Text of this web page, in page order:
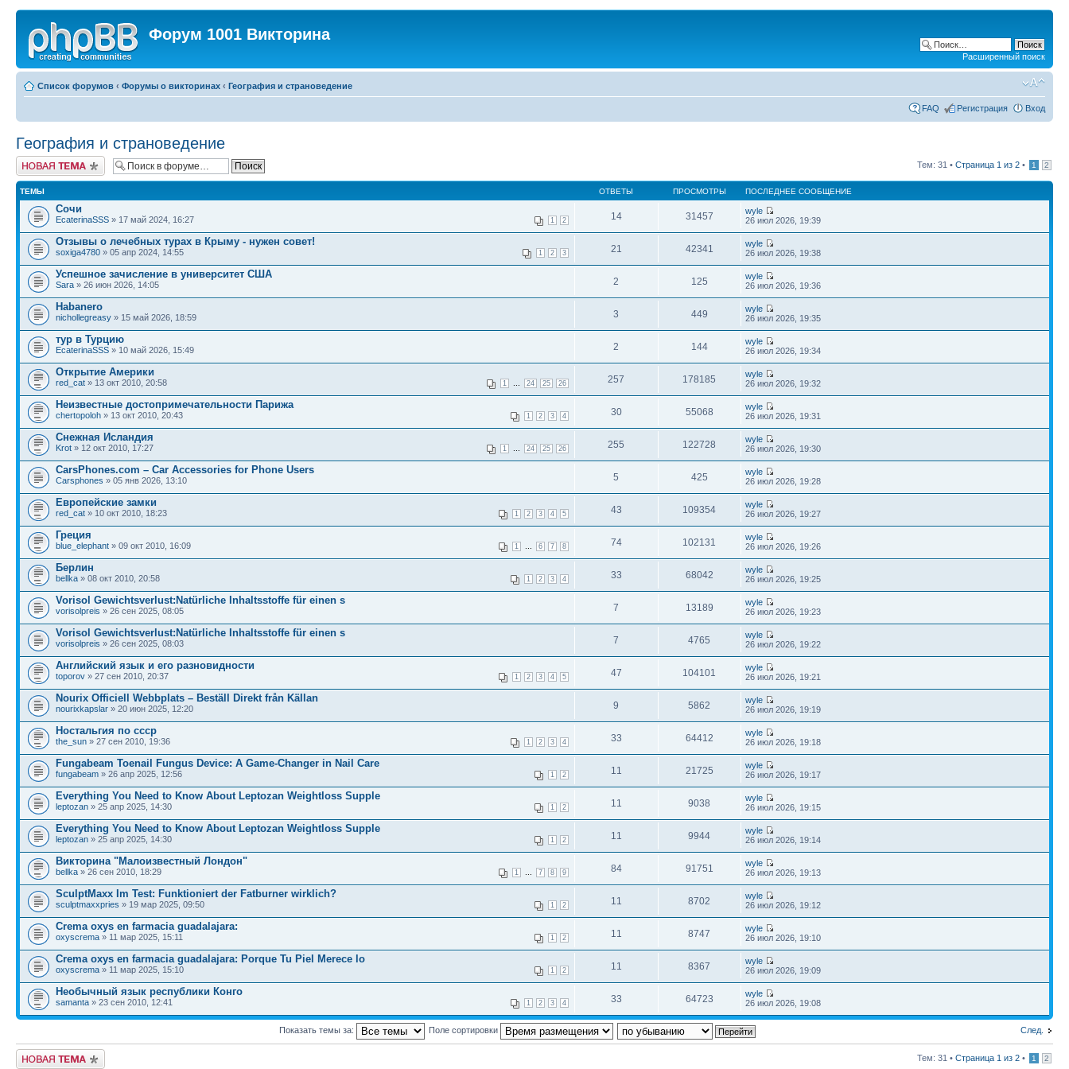
Форум 1001 Викторина
Расширенный поиск
Список форумов ‹ Форумы о викторинах ‹ География и страноведение
FAQ Регистрация Вход
География и страноведение
Новая тема Тем: 31 • Страница 1 из 2 • 1 2
ТЕМЫ ОТВЕТЫ ПРОСМОТРЫ ПОСЛЕДНЕЕ СООБЩЕНИЕ
Сочи
1 2
EcaterinaSSS » 17 май 2024, 16:27 14 31457
wyle
26 июл 2026, 19:39
Отзывы о лечебных турах в Крыму - нужен совет!
1 2 3
soxiga4780 » 05 апр 2024, 14:55 21 42341
wyle
26 июл 2026, 19:38
Успешное зачисление в университет США
Sara » 26 июн 2026, 14:05 2 125
wyle
26 июл 2026, 19:36
Habanero
nichollegreasy » 15 май 2026, 18:59 3 449
wyle
26 июл 2026, 19:35
тур в Турцию
EcaterinaSSS » 10 май 2026, 15:49 2 144
wyle
26 июл 2026, 19:34
Открытие Америки
1 24 25 26
red_cat » 13 окт 2010, 20:58 257 178185
wyle
26 июл 2026, 19:32
Неизвестные достопримечательности Парижа
1 2 3 4
chertopoloh » 13 окт 2010, 20:43 30 55068
wyle
26 июл 2026, 19:31
Снежная Исландия
1 24 25 26
Krot » 12 окт 2010, 17:27 255 122728
wyle
26 июл 2026, 19:30
CarsPhones.com – Car Accessories for Phone Users
Carsphones » 05 янв 2026, 13:10 5 425
wyle
26 июл 2026, 19:28
Европейские замки
1 2 3 4 5
red_cat » 10 окт 2010, 18:23 43 109354
wyle
26 июл 2026, 19:27
Греция
1 6 7 8
blue_elephant » 09 окт 2010, 16:09 74 102131
wyle
26 июл 2026, 19:26
Берлин
1 2 3 4
bellka » 08 окт 2010, 20:58 33 68042
wyle
26 июл 2026, 19:25
Vorisol Gewichtsverlust:Natürliche Inhaltsstoffe für einen s
vorisolpreis » 26 сен 2025, 08:05 7 13189
wyle
26 июл 2026, 19:23
Vorisol Gewichtsverlust:Natürliche Inhaltsstoffe für einen s
vorisolpreis » 26 сен 2025, 08:03 7 4765
wyle
26 июл 2026, 19:22
Английский язык и его разновидности
1 2 3 4 5
toporov » 27 сен 2010, 20:37 47 104101
wyle
26 июл 2026, 19:21
Nourix Officiell Webbplats – Beställ Direkt från Källan
nourixkapslar » 20 июн 2025, 12:20 9 5862
wyle
26 июл 2026, 19:19
Ностальгия по ссср
1 2 3 4
the_sun » 27 сен 2010, 19:36 33 64412
wyle
26 июл 2026, 19:18
Fungabeam Toenail Fungus Device: A Game-Changer in Nail Care
1 2
fungabeam » 26 апр 2025, 12:56 11 21725
wyle
26 июл 2026, 19:17
Everything You Need to Know About Leptozan Weightloss Supple
1 2
leptozan » 25 апр 2025, 14:30 11 9038
wyle
26 июл 2026, 19:15
Everything You Need to Know About Leptozan Weightloss Supple
1 2
leptozan » 25 апр 2025, 14:30 11 9944
wyle
26 июл 2026, 19:14
Викторина "Малоизвестный Лондон"
1 7 8 9
bellka » 26 сен 2010, 18:29 84 91751
wyle
26 июл 2026, 19:13
SculptMaxx Im Test: Funktioniert der Fatburner wirklich?
1 2
sculptmaxxpries » 19 мар 2025, 09:50 11 8702
wyle
26 июл 2026, 19:12
Crema oxys en farmacia guadalajara:
1 2
oxyscrema » 11 мар 2025, 15:11 11 8747
wyle
26 июл 2026, 19:10
Crema oxys en farmacia guadalajara: Porque Tu Piel Merece lo
1 2
oxyscrema » 11 мар 2025, 15:10 11 8367
wyle
26 июл 2026, 19:09
Необычный язык республики Конго
1 2 3 4
samanta » 23 сен 2010, 12:41 33 64723
wyle
26 июл 2026, 19:08
След.
Показать темы за: Поле сортировки
Новая тема Тем: 31 • Страница 1 из 2 • 1 2